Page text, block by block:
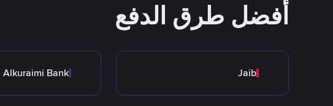
أفضل طرق الدفع
Jaib
Alkuraimi Bank